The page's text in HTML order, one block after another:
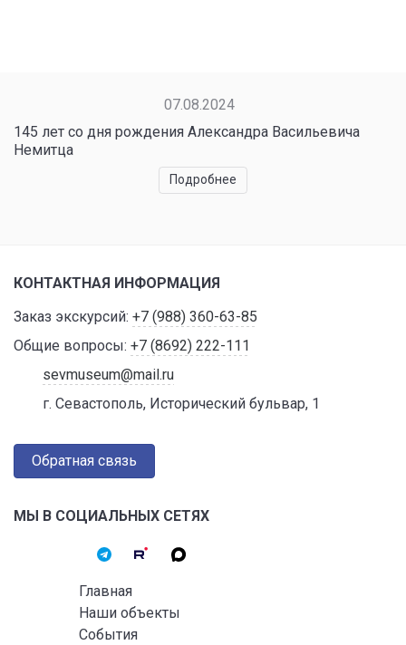
07.08.2024
145 лет со дня рождения Александра Васильевича
Немитца
Подробнее
КОНТАКТНАЯ ИНФОРМАЦИЯ
Заказ экскурсий: +7 (988) 360-63-85
Общие вопросы: +7 (8692) 222-111
sevmuseum@mail.ru
г. Севастополь, Исторический бульвар, 1
Обратная связь
МЫ В СОЦИАЛЬНЫХ СЕТЯХ
Главная
Наши объекты
События